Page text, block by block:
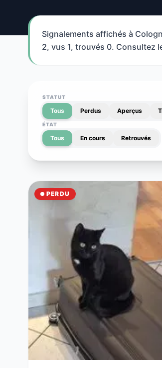
Signalements affichés à
2, vus 1, trouvés 0. Consultez
STATUT
Tous Perdus Aperçus
ÉTAT
Tous En cours Retrouvés
PERDU